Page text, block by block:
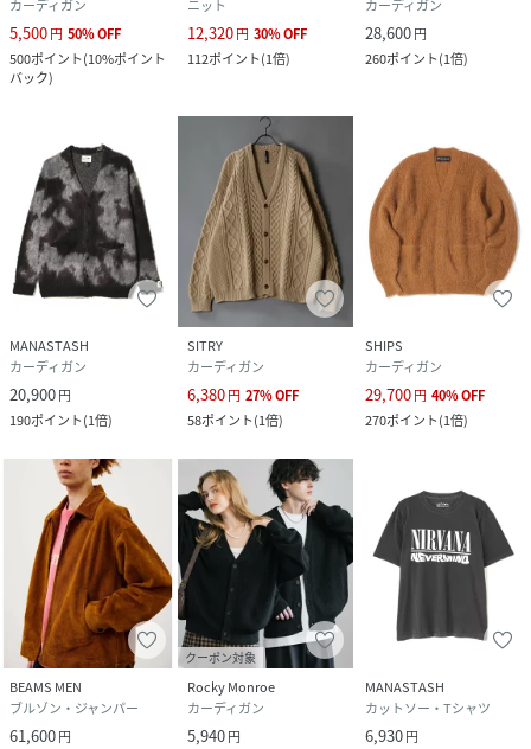
カーディガン
5,500円 50%OFF
500ポイント(10%ポイント
バック)
ニット
12,320円 30%OFF
112ポイント(1倍)
カーディガン
28,600円
260ポイント(1倍)
MANASTASH
カーディガン
20,900円
190ポイント(1倍)
SITRY
カーディガン
6,380円 27%OFF
58ポイント(1倍)
SHIPS
カーディガン
29,700円 40%OFF
270ポイント(1倍)
BEAMS MEN
ブルゾン・ジャンパー
61,600円
クーポン対象
Rocky Monroe
カーディガン
5,940円
MANASTASH
カットソー・Tシャツ
6,930円